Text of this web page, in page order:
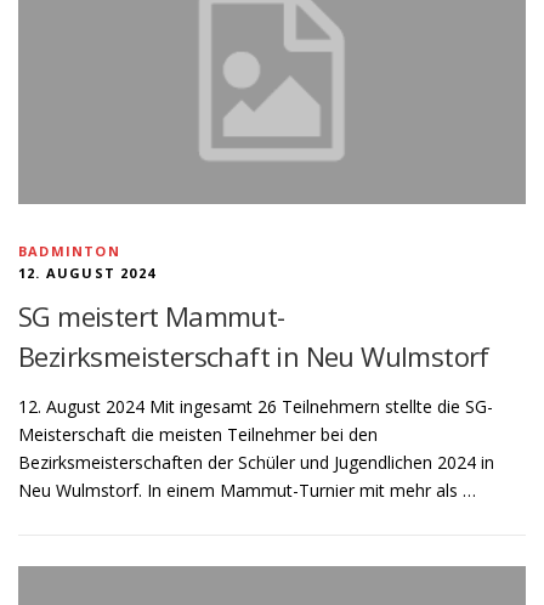
BADMINTON
12. AUGUST 2024
SG meistert Mammut-
Bezirksmeisterschaft in Neu Wulmstorf
12. August 2024 Mit ingesamt 26 Teilnehmern stellte die SG-
Meisterschaft die meisten Teilnehmer bei den
Bezirksmeisterschaften der Schüler und Jugendlichen 2024 in
Neu Wulmstorf. In einem Mammut-Turnier mit mehr als …